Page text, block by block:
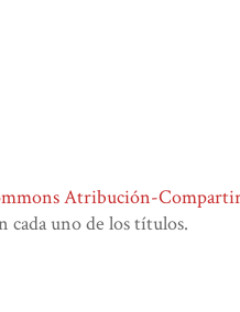
Atribución-
cada uno de los títulos.